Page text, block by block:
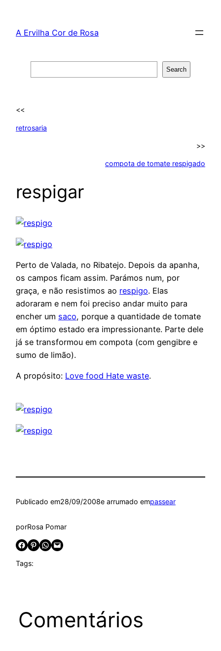
content
A Ervilha Cor de Rosa
Search
<<
retrosaria
>>
compota de tomate respigado
respigar
Perto de Valada, no Ribatejo. Depois da apanha,
os campos ficam assim. Parámos num, por
graça, e não resistimos ao respigo. Elas
adoraram e nem foi preciso andar muito para
encher um saco, porque a quantidade de tomate
em óptimo estado era impressionante. Parte dele
já se transformou em compota (com gengibre e
sumo de limão).
A propósito: Love food Hate waste.
Publicado em28/09/2008e arrumado empassear
porRosa Pomar
Share on Facebook Share on Pinterest Share on WhatsApp Email this Page
Tags:
Comentários